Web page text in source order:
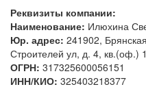
Реквизиты компании:
Наименование: Илюхина
Юр. адрес: 241902,
Строителей ул, д. 4, кв.(оф.)
ОГРН: 317325600056151
ИНН/КИО: 325403218377